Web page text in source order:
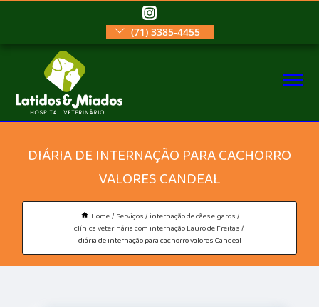
(71) 3385-4455
DIÁRIA DE INTERNAÇÃO PARA CACHORRO
VALORES CANDEAL
Home Serviços
internação de cães e gatos
clínica veterinária com internação Lauro de Freitas
diária de internação para cachorro valores Candeal